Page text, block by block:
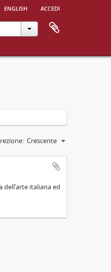
english accedi
Crescente
italiana ed